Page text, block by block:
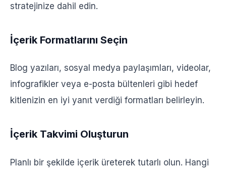
stratejinize dahil edin.
İçerik Formatlarını Seçin
Blog yazıları, sosyal medya paylaşımları, videolar,
infografikler veya e-posta bültenleri gibi hedef
kitlenizin en iyi yanıt verdiği formatları belirleyin.
İçerik Takvimi Oluşturun
Planlı bir şekilde içerik üreterek tutarlı olun. Hangi